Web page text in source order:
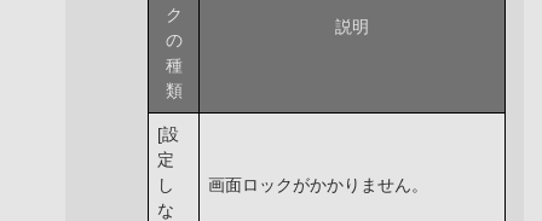
ク
の
種
類
説明
[設
定
し
な
画面ロックがかかりません。